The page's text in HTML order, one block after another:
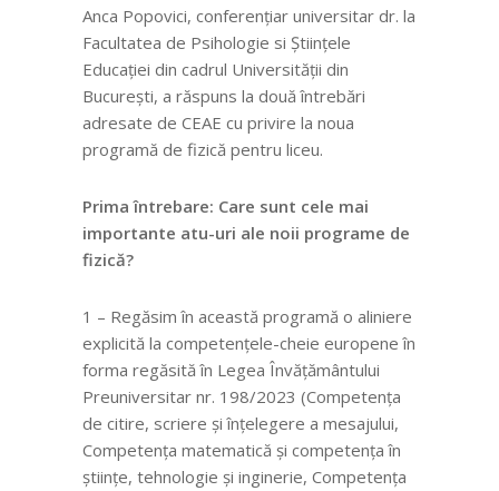
Anca Popovici, conferențiar universitar dr. la
Facultatea de Psihologie si Științele
Educației din cadrul Universității din
București, a răspuns la două întrebări
adresate de CEAE cu privire la noua
programă de fizică pentru liceu.
Prima întrebare: Care sunt cele mai
importante atu-uri ale noii programe de
fizică?
1 – Regăsim în această programă o aliniere
explicită la competențele-cheie europene în
forma regăsită în Legea Învățământului
Preuniversitar nr. 198/2023 (Competența
de citire, scriere și înțelegere a mesajului,
Competența matematică și competența în
științe, tehnologie și inginerie, Competența